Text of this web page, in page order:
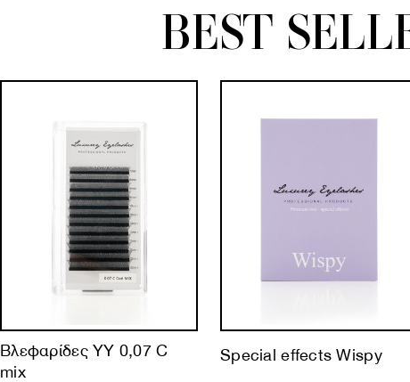
BEST
Βλεφαρίδες YY 0,07 C
mix
Special effects Wispy